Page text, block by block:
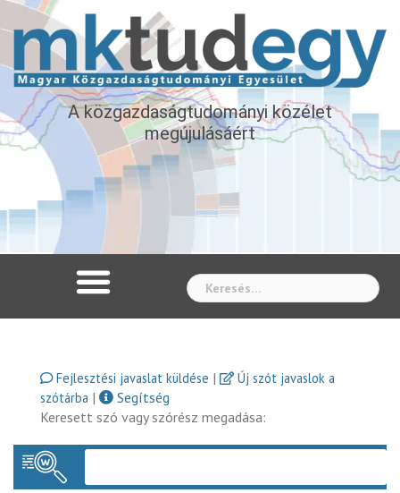
A közgazdaságtudományi közélet
megújulásáért
Fejlesztési javaslat küldése |
Új szót javaslok a
szótárba |
Segítség
Keresett szó vagy szórész megadása: